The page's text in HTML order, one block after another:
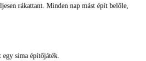
rákattant. Minden nap mást épít belőle,
egy sima építőjáték.